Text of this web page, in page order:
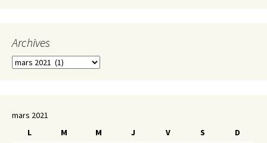
Archives
Archives
mars 2021
L
M M J V S
D